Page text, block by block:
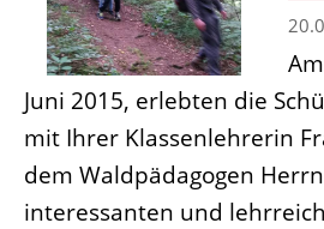
Juni 2015, erlebten die
mit Ihrer Klassenlehrerin
dem Waldpädagogen
interessanten und